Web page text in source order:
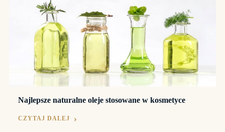
Najlepsze naturalne oleje stosowane w kosmetyce
CZYTAJ DALEJ